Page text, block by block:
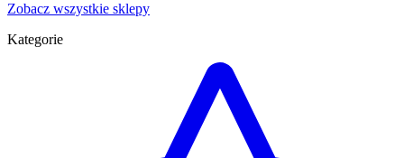
Zobacz wszystkie sklepy
Kategorie